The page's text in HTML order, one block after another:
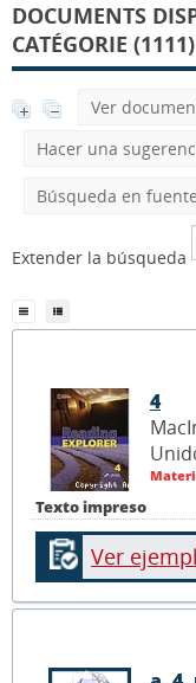
DOCUMENTS
CATÉGORIE (1111)
Ver
Hacer una
Búsqueda en
Extender la búsqueda
Texto impreso
4
Ver